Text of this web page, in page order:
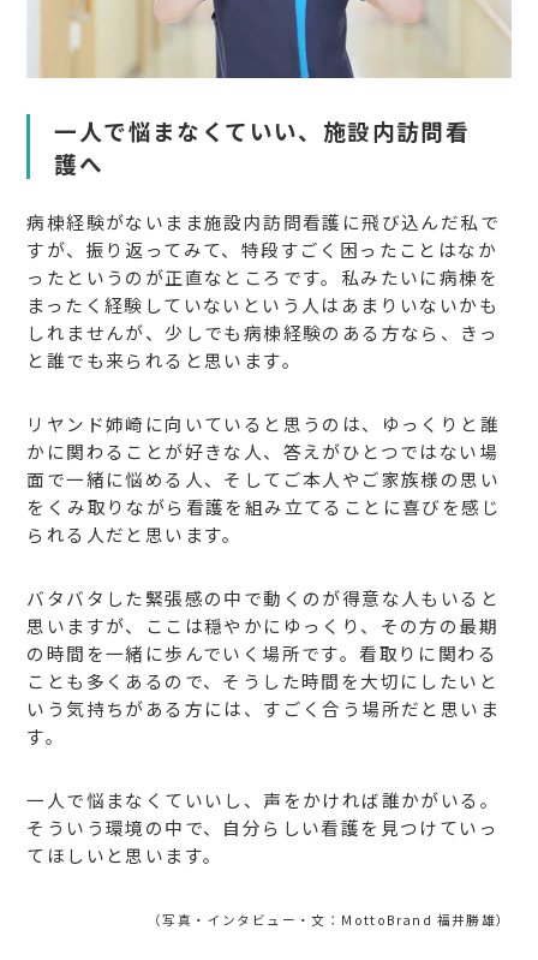
一人で悩まなくていい、施設内訪問看
護へ
病棟経験がないまま施設内訪問看護に飛び込んだ私で
すが、振り返ってみて、特段すごく困ったことはなか
ったというのが正直なところです。私みたいに病棟を
まったく経験していないという人はあまりいないかも
しれませんが、少しでも病棟経験のある方なら、きっ
と誰でも来られると思います。
リヤンド姉崎に向いていると思うのは、ゆっくりと誰
かに関わることが好きな人、答えがひとつではない場
面で一緒に悩める人、そしてご本人やご家族様の思い
をくみ取りながら看護を組み立てることに喜びを感じ
られる人だと思います。
バタバタした緊張感の中で動くのが得意な人もいると
思いますが、ここは穏やかにゆっくり、その方の最期
の時間を一緒に歩んでいく場所です。看取りに関わる
ことも多くあるので、そうした時間を大切にしたいと
いう気持ちがある方には、すごく合う場所だと思いま
す。
一人で悩まなくていいし、声をかければ誰かがいる。
そういう環境の中で、自分らしい看護を見つけていっ
てほしいと思います。
（写真・インタビュー・文：MottoBrand 福井勝雄）